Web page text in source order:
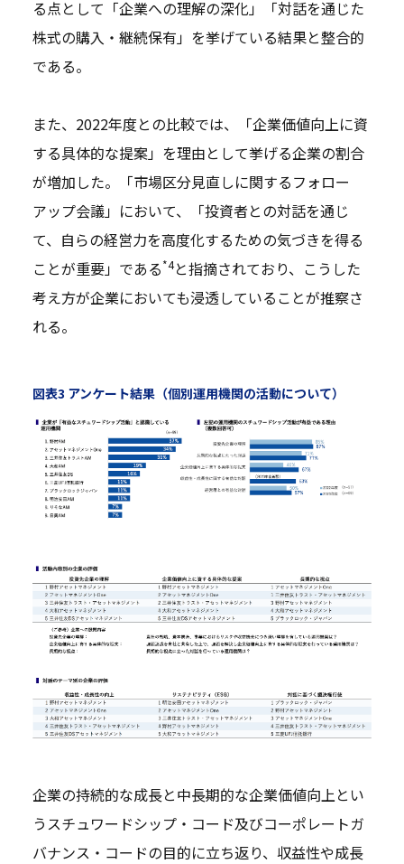
る点として「企業への理解の深化」「対話を通じた
株式の購入・継続保有」を挙げている結果と整合的
である。
また、2022年度との比較では、「企業価値向上に資
する具体的な提案」を理由として挙げる企業の割合
が増加した。「市場区分見直しに関するフォロー
アップ会議」において、「投資者との対話を通じ
て、自らの経営力を高度化するための気づきを得る
ことが重要」である*4と指摘されており、こうした
考え方が企業においても浸透していることが推察さ
れる。
図表3 アンケート結果（個別運用機関の活動について）
企業の持続的な成長と中長期的な企業価値向上とい
うスチュワードシップ・コード及びコーポレートガ
バナンス・コードの目的に立ち返り、収益性や成長